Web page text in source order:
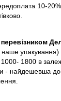
10-
перевізником
наше упакування)
1800 в
- найдешевша